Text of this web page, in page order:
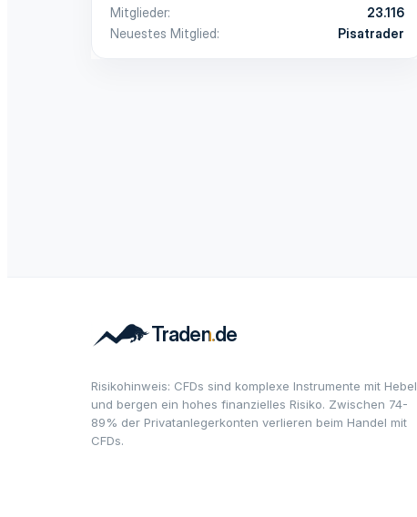
Mitglieder
23.116
Neuestes Mitglied
Pisatrader
Risikohinweis: CFDs sind komplexe Instrumente mit Hebel
und bergen ein hohes finanzielles Risiko. Zwischen 74-
89% der Privatanlegerkonten verlieren beim Handel mit
CFDs.